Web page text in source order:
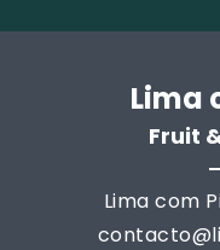
Lima
Fruit
Lima com